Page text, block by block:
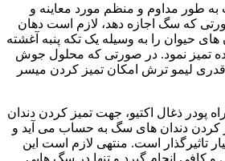
طور مداوم و منظم مورد معاینه و
که سگ اجازه دهد، لازم است دهان
های حیوان را به وسیله یک تکه پنبه آغشته
تمیز نمود. در صورتی که محلول جوش
قدری لیمو ترش امکان تمیز کردن میسر
پودر ذغال اکتیو، جهت تمیز کردن دندان
کردن دندان های سگ به حساب می آید و
تاثیرگذار است. منتهی لازم است این
و کافی انجام گیرد و تنها در سگ هایی